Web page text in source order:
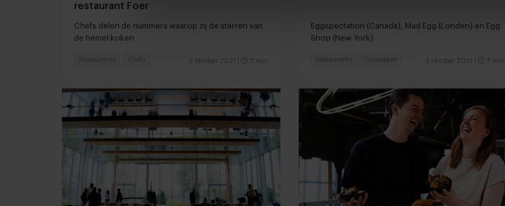
restaurant Foer
Chefs delen de nummers waarop zij de sterren van
de hemel koken
2 oktober 2021 2 min
Restaurants Chefs
Eggspectation (Canada), Mad Egg (Londen) en Egg
Shop (New York)
2 oktober 2021 3 min
Restaurants Concepten